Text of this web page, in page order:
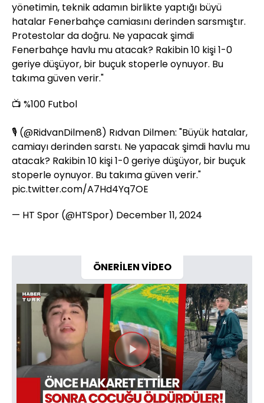
yönetimin, teknik adamın birlikte yaptığı büyü
hatalar Fenerbahçe camiasını derinden sarsmıştır.
Protestolar da doğru. Ne yapacak şimdi
Fenerbahçe havlu mu atacak? Rakibin 10 kişi 1-0
geriye düşüyor, bir buçuk stoperle oynuyor. Bu
takıma güven verir."
📺 %100 Futbol
🎙️ (@RidvanDilmen8) Rıdvan Dilmen: "Büyük hatalar,
camiayı derinden sarstı. Ne yapacak şimdi havlu mu
atacak? Rakibin 10 kişi 1-0 geriye düşüyor, bir buçuk
stoperle oynuyor. Bu takıma güven verir."
pic.twitter.com/A7Hd4Yq7OE
— HT Spor (@HTSpor) December 11, 2024
ÖNERİLEN VİDEO
Videoyu
Oynat